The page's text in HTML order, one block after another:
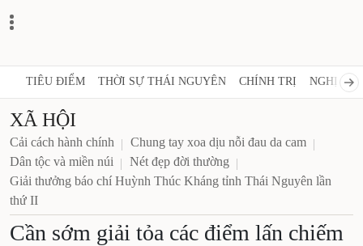
TIÊU ĐIỂM THỜI SỰ THÁI NGUYÊN CHÍNH TRỊ NGHỊ
XÃ HỘI
Cải cách hành chính
Chung tay xoa dịu nỗi đau da cam
Dân tộc và miền núi
Nét đẹp đời thường
Giải thưởng báo chí Huỳnh Thúc Kháng tỉnh Thái Nguyên lần
thứ II
Cần sớm giải tỏa các điểm lấn chiếm